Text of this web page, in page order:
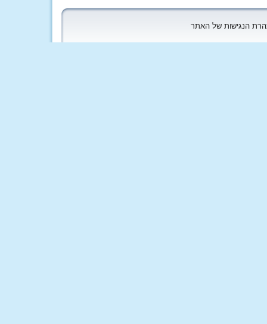
הנגישות של האתר